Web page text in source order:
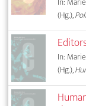
(Hg.),
In:
(Hg.),